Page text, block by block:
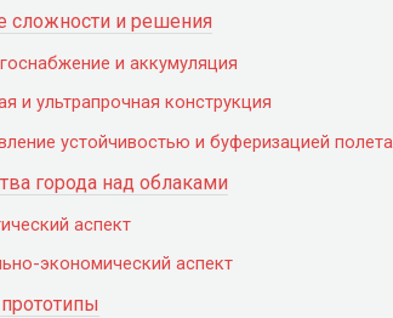
сложности и решения
и аккумуляция
и ультрапрочная конструкция
устойчивостью и буферизацией полета
города над облаками
аспект
экономический аспект